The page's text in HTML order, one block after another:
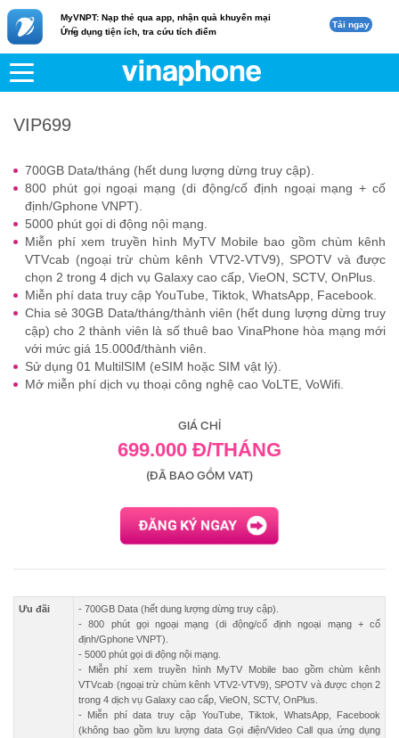
MyVNPT: Nạp thẻ qua app, nhận quà khuyến mại
Ứng dụng tiện ích, tra cứu tích điểm
c Tải ngay
VNPT VIP699
VIP699
700GB Data/tháng (hết dung lượng dừng truy cập).
800 phút gọi ngoại mạng (di động/cố định ngoại mạng + cố
định/Gphone VNPT).
5000 phút gọi di động nội mạng.
Miễn phí xem truyền hình MyTV Mobile bao gồm chùm kênh
VTVcab (ngoại trừ chùm kênh VTV2-VTV9), SPOTV và được
chọn 2 trong 4 dịch vụ Galaxy cao cấp, VieON, SCTV, OnPlus.
Miễn phí data truy cập YouTube, Tiktok, WhatsApp, Facebook.
Chia sẻ 30GB Data/tháng/thành viên (hết dung lượng dừng truy
cập) cho 2 thành viên là số thuê bao VinaPhone hòa mạng mới
với mức giá 15.000đ/thành viên.
Sử dụng 01 MultilSIM (eSIM hoặc SIM vật lý).
Mở miễn phí dịch vụ thoại công nghệ cao VoLTE, VoWifi.
GIÁ CHỈ
699.000 Đ/THÁNG
(ĐÃ BAO GỒM VAT)
Ưu đãi
- 700GB Data (hết dung lượng dừng truy cập).
- 800 phút gọi ngoại mạng (di động/cố định ngoại mạng + cố
định/Gphone VNPT).
- 5000 phút gọi di động nội mạng.
- Miễn phí xem truyền hình MyTV Mobile bao gồm chùm kênh
VTVcab (ngoại trừ chùm kênh VTV2-VTV9), SPOTV và được chọn 2
trong 4 dịch vụ Galaxy cao cấp, VieON, SCTV, OnPlus.
- Miễn phí data truy cập YouTube, Tiktok, WhatsApp, Facebook
(không bao gồm lưu lượng data Gọi điện/Video Call qua ứng dụng